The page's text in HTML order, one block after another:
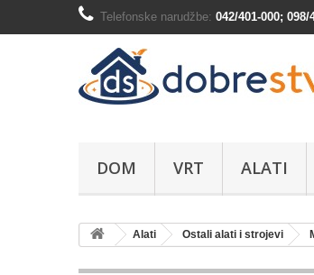
Telefonske narudžbe: 042/401-000; 098/
DOM VRT ALATI
Alati Ostali alati i strojevi